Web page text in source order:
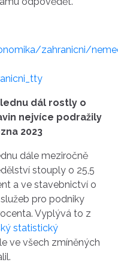
zahranicni/
dál rostly o
nejvíce podražily
2023
dále meziročně
stouply o 25,5
a ve stavebnictví o
pro podniky
Vyplývá to z
statistický
ve všech zmíněných